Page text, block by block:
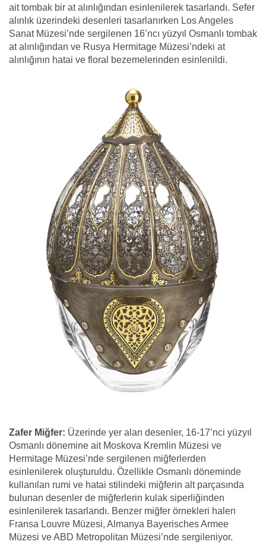
ait tombak bir at alınlığından esinlenilerek tasarlandı. Sefer
alınlık üzerindeki desenleri tasarlanırken Los Angeles
Sanat Müzesi’nde sergilenen 16’ncı yüzyıl Osmanlı tombak
at alınlığından ve Rusya Hermitage Müzesi’ndeki at
alınlığının hatai ve floral bezemelerinden esinlenildi.
Zafer Miğfer: Üzerinde yer alan desenler, 16-17’nci yüzyıl
Osmanlı dönemine ait Moskova Kremlin Müzesi ve
Hermitage Müzesi’nde sergilenen miğferlerden
esinlenilerek oluşturuldu. Özellikle Osmanlı döneminde
kullanılan rumi ve hatai stilindeki miğferin alt parçasında
bulunan desenler de miğferlerin kulak siperliğinden
esinlenilerek tasarlandı. Benzer miğfer örnekleri halen
Fransa Louvre Müzesi, Almanya Bayerisches Armee
Müzesi ve ABD Metropolitan Müzesi’nde sergileniyor.